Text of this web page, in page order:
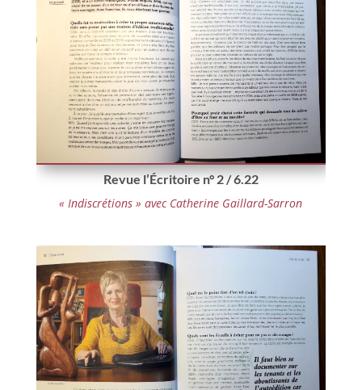
Revue l’Écritoire n° 2 / 6.22
« Indiscrétions » avec Catherine Gaillard-Sarron